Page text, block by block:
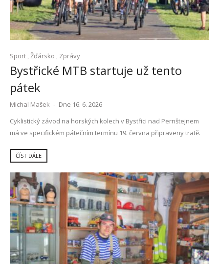
Sport Žďársko Zprávy
Bystřické MTB startuje už tento
pátek
Michal Mašek - Dne 16. 6. 2026
Cyklistický závod na horských kolech v Bystřici nad Pernštejnem
má ve specifickém pátečním termínu 19. června připraveny tratě.
ČÍST DÁLE